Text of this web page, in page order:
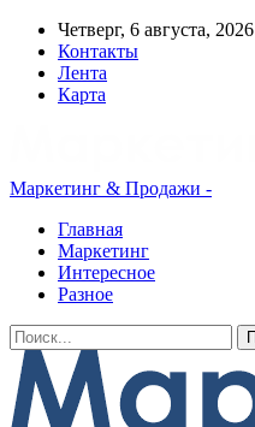
Четверг, 6 августа, 2026
Контакты
Лента
Карта
Маркетинг & Продажи -
Главная
Маркетинг
Интересное
Разное